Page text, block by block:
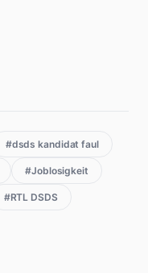
#dsds kandidat faul
#Joblosigkeit
#RTL DSDS